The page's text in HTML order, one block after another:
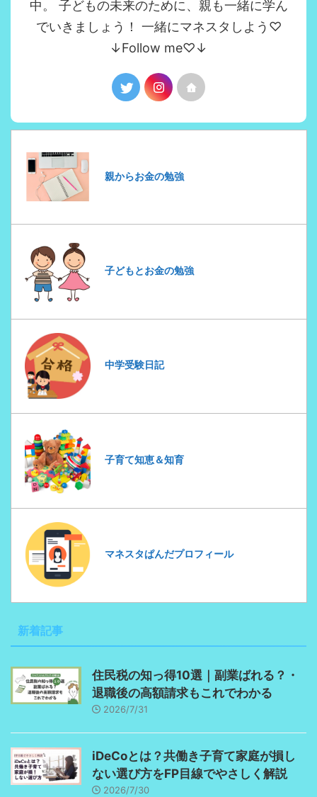
中。 子どもの未来のために、親も一緒に学ん
でいきましょう！ 一緒にマネスタしよう♡
↓Follow me♡↓
親からお金の勉強
子どもとお金の勉強
中学受験日記
子育て知恵＆知育
マネスタぱんだプロフィール
新着記事
住民税の知っ得10選｜副業ばれる？・
退職後の高額請求もこれでわかる
2026/7/31
iDeCoとは？共働き子育て家庭が損し
ない選び方をFP目線でやさしく解説
2026/7/30